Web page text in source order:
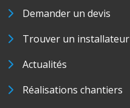
Demander un devis
Trouver un installateur
Actualités
Réalisations chantiers